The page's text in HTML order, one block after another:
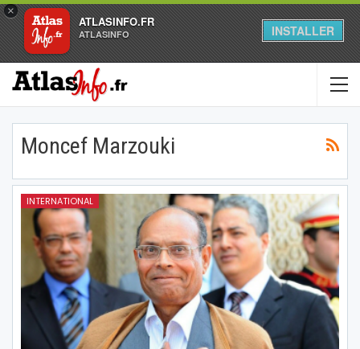
×
ATLASINFO.FR
ATLASINFO INSTALLER
Moncef Marzouki
INTERNATIONAL